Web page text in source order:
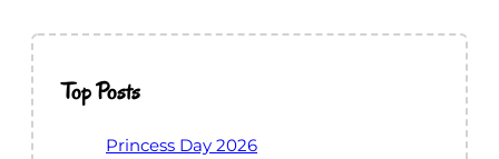
Top Posts
Princess Day 2026